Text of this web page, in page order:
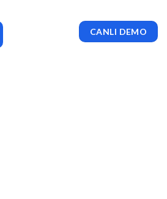
CANLI DEMO